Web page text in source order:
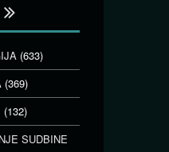
(633)
(369)
(132)
SUDBINE